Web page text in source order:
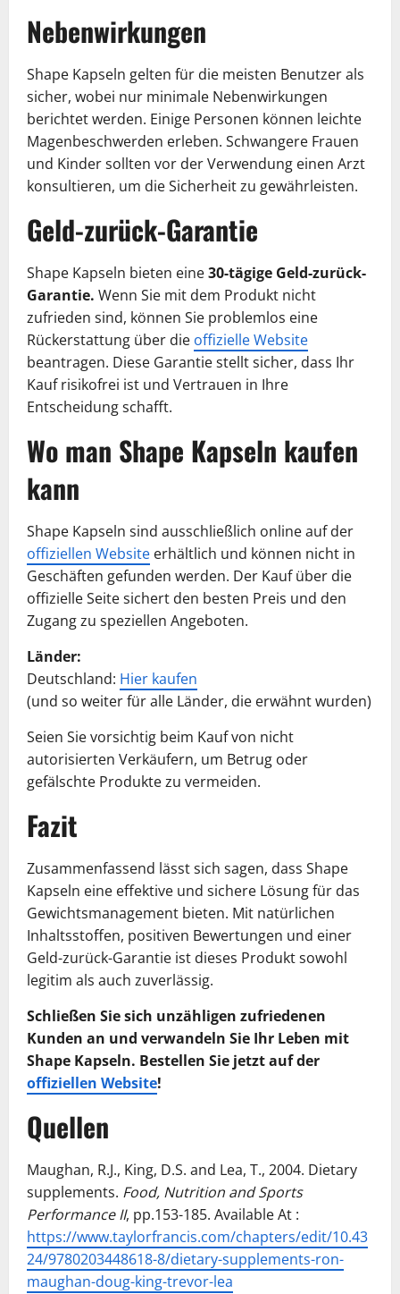
Nebenwirkungen
Shape Kapseln gelten für die meisten Benutzer als
sicher, wobei nur minimale Nebenwirkungen
berichtet werden. Einige Personen können leichte
Magenbeschwerden erleben. Schwangere Frauen
und Kinder sollten vor der Verwendung einen Arzt
konsultieren, um die Sicherheit zu gewährleisten.
Geld-zurück-Garantie
Shape Kapseln bieten eine30-tägige Geld-zurück-
Garantie. Wenn Sie mit dem Produkt nicht
zufrieden sind, können Sie problemlos eine
Rückerstattung über die offizielle Website
beantragen. Diese Garantie stellt sicher, dass Ihr
Kauf risikofrei ist und Vertrauen in Ihre
Entscheidung schafft.
Wo man Shape Kapseln kaufen
kann
Shape Kapseln sind ausschließlich online auf der
offiziellen Website erhältlich und können nicht in
Geschäften gefunden werden. Der Kauf über die
offizielle Seite sichert den besten Preis und den
Zugang zu speziellen Angeboten.
Länder:
Deutschland: Hier kaufen
(und so weiter für alle Länder, die erwähnt wurden)
Seien Sie vorsichtig beim Kauf von nicht
autorisierten Verkäufern, um Betrug oder
gefälschte Produkte zu vermeiden.
Fazit
Zusammenfassend lässt sich sagen, dass Shape
Kapseln eine effektive und sichere Lösung für das
Gewichtsmanagement bieten. Mit natürlichen
Inhaltsstoffen, positiven Bewertungen und einer
Geld-zurück-Garantie ist dieses Produkt sowohl
legitim als auch zuverlässig.
Schließen Sie sich unzähligen zufriedenen
Kunden an und verwandeln Sie Ihr Leben mit
Shape Kapseln. Bestellen Sie jetzt auf der
offiziellen Website!
Quellen
Maughan, R.J., King, D.S. and Lea, T., 2004. Dietary
supplements. Food, Nutrition and Sports
Performance II, pp.153-185. Available At :
https://www.taylorfrancis.com/chapters/edit/10.43
24/9780203448618-8/dietary-supplements-ron-
maughan-doug-king-trevor-lea